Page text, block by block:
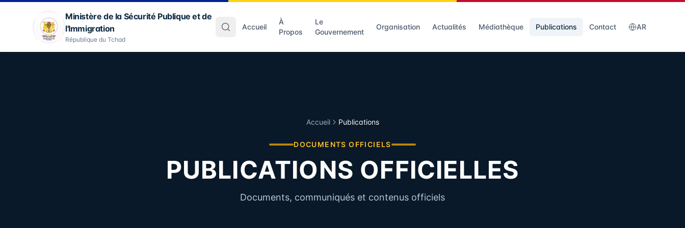
Ministère de la Sécurité Publique et de
l'Immigration
République du Tchad
Accueil
À
Propos
Le
Gouvernement
Organisation Actualités Médiathèque Publications Contact AR
Accueil Publications
DOCUMENTS OFFICIELS
PUBLICATIONS OFFICIELLES
Documents, communiqués et contenus officiels